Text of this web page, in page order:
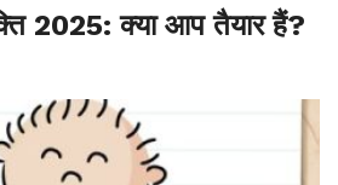
2025: क्या आप तैयार हैं?